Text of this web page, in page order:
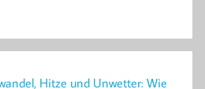
Hitze und Unwetter: Wie